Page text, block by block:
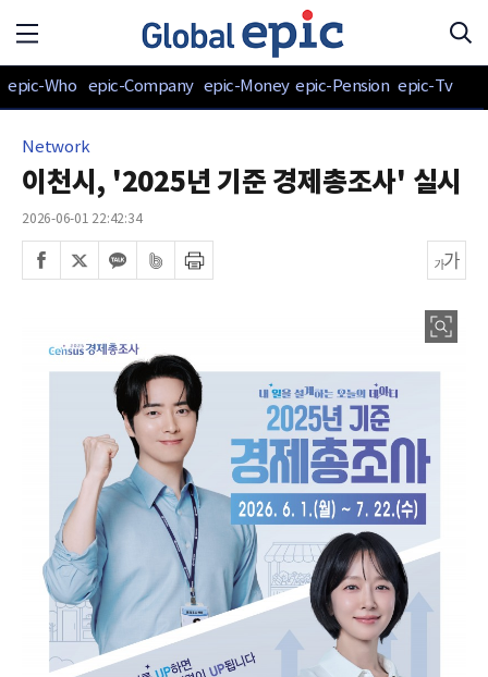
epic-Who epic-Company epic-Money epic-Pension epic-Tv
Network
이천시, '2025년 기준 경제총조사' 실시
2026-06-01 22:42:34